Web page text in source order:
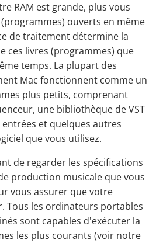
RAM est grande, plus vous
ouverts en même
de traitement détermine la
ces livres (programmes) que
temps. La plupart des
Mac fonctionnent comme un
plus petits, comprenant
une bibliothèque de VST
et quelques autres
que vous utilisez.
de regarder les spécifications
production musicale que vous
vous assurer que votre
Tous les ordinateurs portables
sont capables d'exécuter la
les plus courants (voir notre